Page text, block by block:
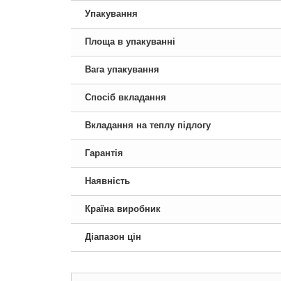
Упакування
Площа в упакуванні
Вага упакування
Спосіб вкладання
Вкладання на теплу підлогу
Гарантія
Наявність
Країна виробник
Діапазон цін